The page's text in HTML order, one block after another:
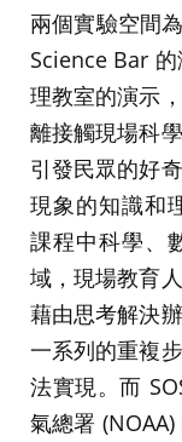
兩個實驗空間
Science Bar
理教室的演示
離接觸現場科
引發民眾的好
現象的知識和
課程中科學、
域，現場教育
藉由思考解決
一系列的重複
法實現。而
氣總署